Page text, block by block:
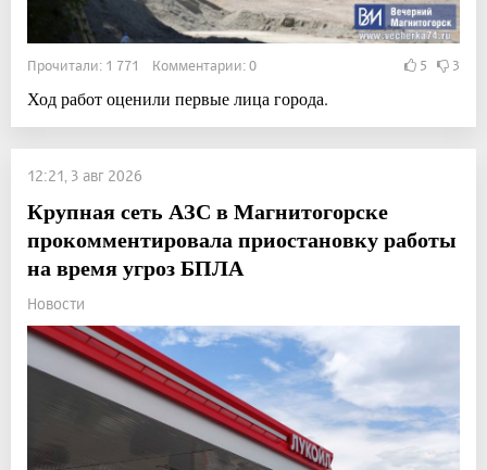
Прочитали: 1 771 Комментарии: 0 5 3
Ход работ оценили первые лица города.
12:21, 3 авг 2026
Крупная сеть АЗС в Магнитогорске
прокомментировала приостановку работы
на время угроз БПЛА
Новости